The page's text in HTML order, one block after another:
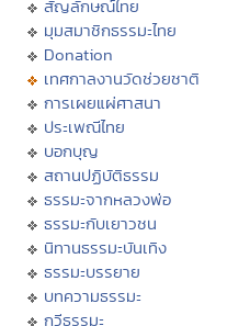
สัญลักษณ์ไทย
มุมสมาชิกธรรมะไทย
Donation
เทศกาลงานวัดช่วยชาติ
การเผยแผ่ศาสนา
ประเพณีไทย
บอกบุญ
สถานปฏิบัติธรรม
ธรรมะจากหลวงพ่อ
ธรรมะกับเยาวชน
นิทานธรรมะบันเทิง
ธรรมะบรรยาย
บทความธรรมะ
กวีธรรมะ